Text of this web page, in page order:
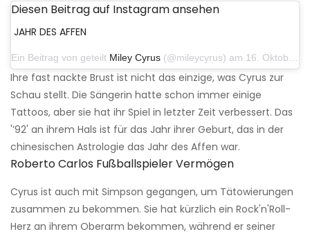
Diesen Beitrag auf Instagram ansehen
JAHR DES AFFEN
Ein Beitrag von geteilt Miley Cyrus (@mileycyrus) am 16. Oktober 2019 um 19:04 Uhr PDT
Ihre fast nackte Brust ist nicht das einzige, was Cyrus zur
Schau stellt. Die Sängerin hatte schon immer einige
Tattoos, aber sie hat ihr Spiel in letzter Zeit verbessert. Das
'’92' an ihrem Hals ist für das Jahr ihrer Geburt, das in der
chinesischen Astrologie das Jahr des Affen war.
Roberto Carlos Fußballspieler Vermögen
Cyrus ist auch mit Simpson gegangen, um Tätowierungen
zusammen zu bekommen. Sie hat kürzlich ein Rock'n'Roll-
Herz an ihrem Oberarm bekommen, während er seiner